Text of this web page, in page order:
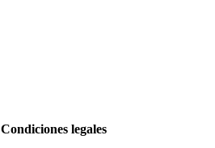
Condiciones legales